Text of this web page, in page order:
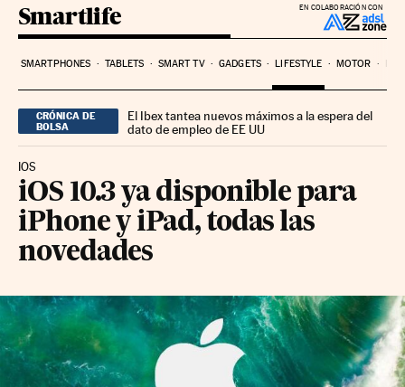
EN COLABORACIÓN CON
Smartlife
SMARTPHONES TABLETS SMART TV GADGETS LIFESTYLE MOTOR
CRÓNICA DE
BOLSA
El Ibex tantea nuevos máximos a la espera del
dato de empleo de EE UU
IOS
iOS 10.3 ya disponible para
iPhone y iPad, todas las
novedades